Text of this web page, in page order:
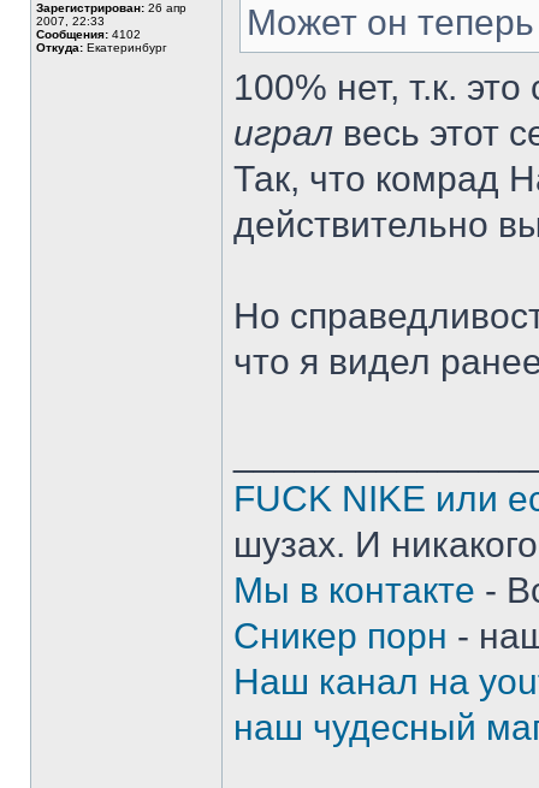
Зарегистрирован: 26 апр
2007, 22:33
Сообщения: 4102
Откуда: Екатеринбург
Может он
100% нет, т.к.
играл весь этот
Так, что комрад
действительно
Но
что я видел
FUCK NIKE или
шузах. И
Мы в контакте -
Сникер порн -
Наш канал на
наш чудесный